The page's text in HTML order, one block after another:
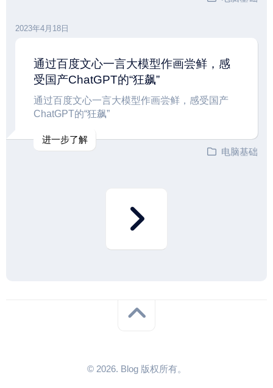
2023年4月18日
通过百度文心一言大模型作画尝鲜，感
受国产ChatGPT的“狂飙”
通过百度文心一言大模型作画尝鲜，感受国产
ChatGPT的“狂飙”
进一步了解
电脑基础
© 2026. Blog 版权所有。